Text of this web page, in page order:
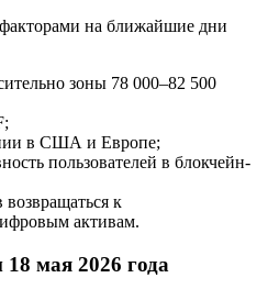
на ближайшие дни
зоны 78 000–82 500
в США и Европе;
пользователей в блокчейн-
возвращаться к
активам.
мая 2026 года